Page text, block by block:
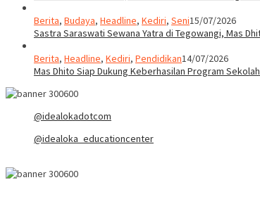
Berita, Budaya, Headline, Kediri, Seni15/07/2026
Sastra Saraswati Sewana Yatra di Tegowangi, Mas
Berita, Headline, Kediri, Pendidikan14/07/2026
Mas Dhito Siap Dukung Keberhasilan Program
@idealokadotcom
@idealoka_educationcenter